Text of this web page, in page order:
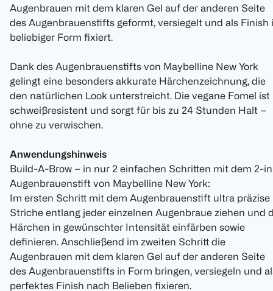
Augenbrauen mit dem klaren Gel auf der anderen Seite
des Augenbrauenstifts geformt, versiegelt und als Finish
beliebiger Form fixiert.
Dank des Augenbrauenstifts von Maybelline New York
gelingt eine besonders akkurate Härchenzeichnung, die
den natürlichen Look unterstreicht. Die vegane Fomel ist
schweißresistent und sorgt für bis zu 24 Stunden Halt –
ohne zu verwischen.
Anwendungshinweis
Build-A-Brow – in nur 2 einfachen Schritten mit dem 2-
Augenbrauenstift von Maybelline New York:
Im ersten Schritt mit dem Augenbrauenstift ultra präzise
Striche entlang jeder einzelnen Augenbraue ziehen und
Härchen in gewünschter Intensität einfärben sowie
definieren. Anschließend im zweiten Schritt die
Augenbrauen mit dem klaren Gel auf der anderen Seite
des Augenbrauenstifts in Form bringen, versiegeln und
perfektes Finish nach Belieben fixieren.